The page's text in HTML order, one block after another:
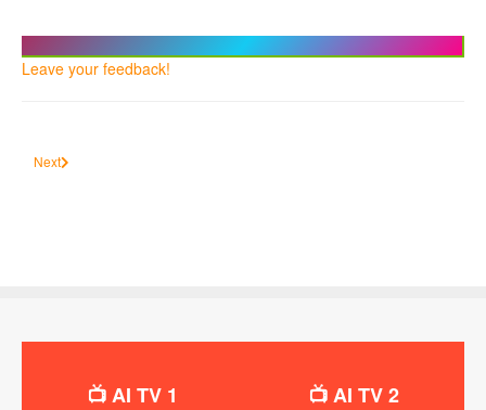
Leave your feedback!
Next article: MTV-AI - Channel 2
Next
📺 AI TV 1 📺 AI TV 2